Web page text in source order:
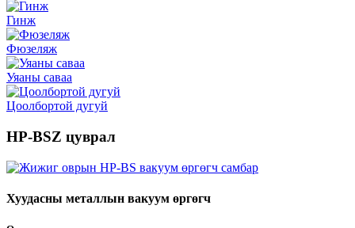
Гинж
Фюзеляж
Уяаны саваа
Цоолбортой дугуй
HP-BSZ цуврал
Хуудасны металлын вакуум өргөгч